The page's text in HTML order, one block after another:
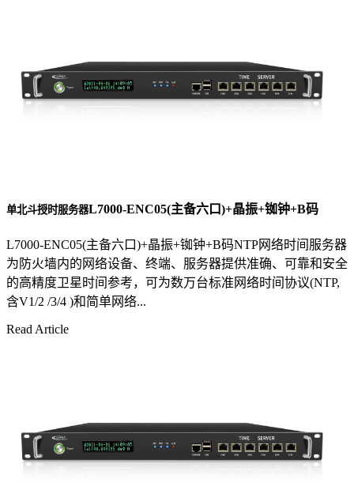
单北斗授时服务器L7000-ENC05(主备六口)+晶振+铷钟+B码
L7000-ENC05(主备六口)+晶振+铷钟+B码NTP网络时间服务器
为防火墙内的网络设备、终端、服务器提供准确、可靠和安全
的高精度卫星时间参考，可为数万台标准网络时间协议(NTP,
含V1/2 /3/4 )和简单网络...
Read Article